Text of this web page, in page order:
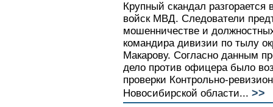
Крупный скандал
войск МВД. Следователи
мошенничестве и
командира дивизии по тылу
Макарову. Согласно данным
дело против офицера было
проверки Контрольно-
Новосибирской области... >>